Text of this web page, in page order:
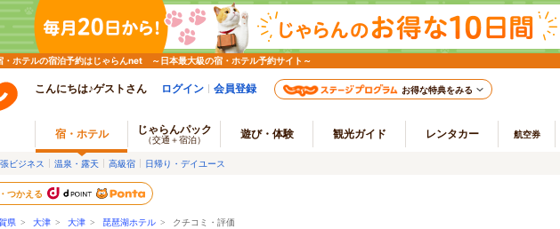
・ホテルの宿泊予約はじゃらんnet ～日本最大級の宿・ホテル予約サイト～
こんにちは♪ゲストさん ログイン 会員登録 お得な特典をみる
宿・ホテル じゃらんパック
（交通＋宿泊） 遊び・体験 観光ガイド レンタカー 航空券
ビジネス 温泉・露天 高級宿 日帰り・デイユース
つかえる
県 > 大津 > 大津 > 琵琶湖ホテル > クチコミ・評価